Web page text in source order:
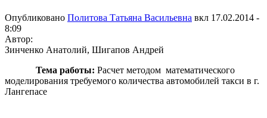
Опубликовано Политова Татьяна Васильевна вкл 17.02.2014 -
8:09
Автор:
Зинченко Анатолий, Шигапов Андрей
Тема работы: Расчет методом математического
моделирования требуемого количества автомобилей такси в г.
Лангепасе